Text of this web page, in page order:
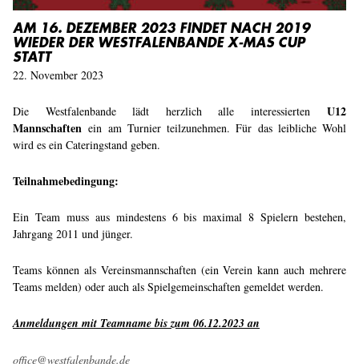
AM 16. DEZEMBER 2023 FINDET NACH 2019
WIEDER DER WESTFALENBANDE X-MAS CUP
STATT
22. November 2023
Die Westfalenbande lädt herzlich alle interessierten U12
Mannschaftenein am Turnier teilzunehmen. Für das leibliche Wohl
wird es ein Cateringstand geben.
Teilnahmebedingung:
Ein Team muss aus mindestens 6 bis maximal 8 Spielern bestehen,
Jahrgang 2011 und jünger.
Teams können als Vereinsmannschaften (ein Verein kann auch mehrere
Teams melden) oder auch als Spielgemeinschaften gemeldet werden.
Anmeldungen mit Teamname bis zum 06.12.2023 an
office@westfalenbande.de